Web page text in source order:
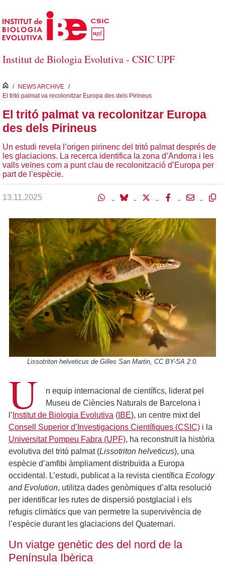
Salta al contingut principal
Institut de Biologia Evolutiva - CSIC UPF
inici
/ NEWS ARCHIVE /
El tritó palmat va recolonitzar Europa des dels Pirineus
El tritó palmat va recolonitzar Europa
des dels Pirineus
Un estudi revela l’origen pirinenc del tritó palmat després de
les glaciacions. La recerca identifica la zona d’Andorra i les
valls veïnes com a punt clau de recolonització d’Europa per
part de l’espècie.
13.11.2025
Lissotriton helveticus de Gilles San Martin, CC BY-SA 2.0.
U
n equip internacional de científics, liderat pel
Museu de Ciències Naturals de Barcelona i
l’ Institut de Biologia Evolutiva ( IBE), un centre mixt del
Consell Superior d’Investigacions Científiques (CSIC) i la
Universitat Pompeu Fabra (UPF), ha reconstruït la història
evolutiva del tritó palmat (Lissotriton helveticus), una
espècie d’amfibi àmpliament distribuïda a Europa
occidental. L’estudi, publicat a la revista científica Ecology
and Evolution, utilitza dades genòmiques d’alta resolució
per identificar les rutes de dispersió postglacial i els
refugis climàtics que van permetre la supervivència de
l’espècie durant les glaciacions del Quaternari.
Un viatge genètic des del nord de la
Península Ibèrica